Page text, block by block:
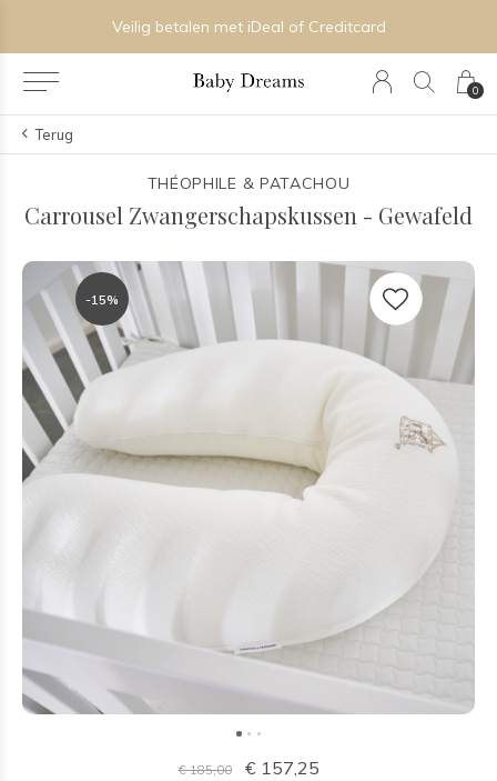
0
Veilig betalen met iDeal of Creditcard
Terug
THÉOPHILE & PATACHOU
Carrousel Zwangerschapskussen - Gewafeld
-15%
€ 185,00 € 157,25